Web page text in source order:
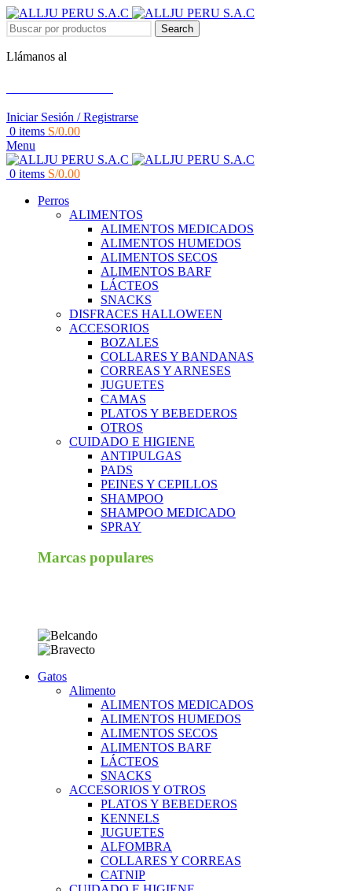
Search
Llámanos al
Iniciar Sesión / Registrarse
0 items S/0.00
Menu
0 items S/0.00
Perros
ALIMENTOS
ALIMENTOS MEDICADOS
ALIMENTOS HUMEDOS
ALIMENTOS SECOS
ALIMENTOS BARF
LÁCTEOS
SNACKS
DISFRACES HALLOWEEN
ACCESORIOS
BOZALES
COLLARES Y BANDANAS
CORREAS Y ARNESES
JUGUETES
CAMAS
PLATOS Y BEBEDEROS
OTROS
CUIDADO E HIGIENE
ANTIPULGAS
PADS
PEINES Y CEPILLOS
SHAMPOO
SHAMPOO MEDICADO
SPRAY
Marcas populares
Gatos
Alimento
ALIMENTOS MEDICADOS
ALIMENTOS HUMEDOS
ALIMENTOS SECOS
ALIMENTOS BARF
LÁCTEOS
SNACKS
ACCESORIOS Y OTROS
PLATOS Y BEBEDEROS
KENNELS
JUGUETES
ALFOMBRA
COLLARES Y CORREAS
CATNIP